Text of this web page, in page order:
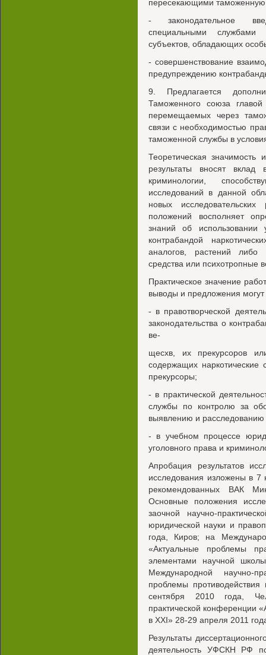
пересекающими таможенную
- законодательное
специальными
субъектов, обладающих
- совершенствование
предупреждению
9. Предлагается
Таможенного союза
перемещаемых через
связи с необходимостью
таможенной службы в
Теоретическая
результаты вносят
криминологии,
исследований в данной
новых исследовательских
положений восполняет
знаний об использовании
контрабандой
аналогов, растений либо
средства или психотропные
Практическое значение
выводы и предложения могут
- в правотворческой
законодательства о
ве-
щесхв, их прекурсоров
содержащих наркотические
прекурсоры;
- в практической
службы по контролю за
выявлению и
- в учебном процессе
уголовного права и
Апробация результатов
исследования изложены в 7
рекомендованных ВАК
Основные положения
заочной научно-
юридической науки и
года, Киров; на
«Актуальные проблемы
элементами научной
Международной научно-
проблемы
сентября 2010 года,
практической конференции
в XXI» 28-29 апреля 2011
Результаты
деятельность УФСКН РФ